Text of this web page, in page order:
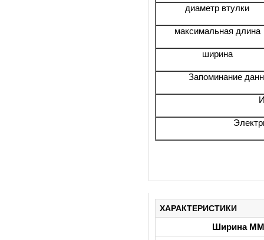
диаметр втулки
максимальная длина
ширина
Запоминание
ХАРАКТЕРИСТИКИ
Ширина ММ